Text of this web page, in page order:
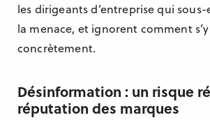
les dirigeants d’entreprise qui
la menace, et ignorent comment
concrètement.
Désinformation : un risque
réputation des marques